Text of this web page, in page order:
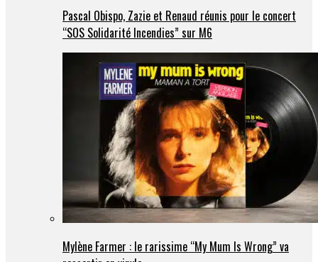
Pascal Obispo, Zazie et Renaud réunis pour le concert
“SOS Solidarité Incendies” sur M6
Mylène Farmer : le rarissime “My Mum Is Wrong” va